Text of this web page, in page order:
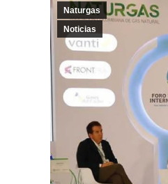
Naturgas
Noticias